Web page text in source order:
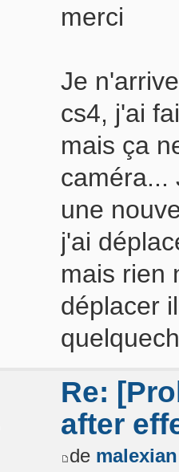
merci
Je
cs4, j'ai
mais ça
caméra...
une
j'ai
mais rien
déplacer
Re:
after
de malexian